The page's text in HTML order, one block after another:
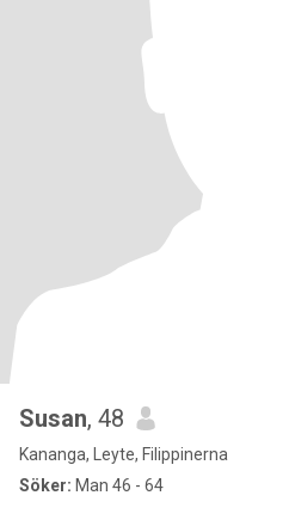
Susan, 48
Kananga, Leyte, Filippinerna
Söker: Man 46 - 64